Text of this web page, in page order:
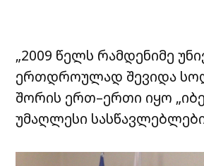
„2009 წელს რამდენიმე
ერთდროულად შევიდა
შორის ერთ–ერთი იყო
უმაღლესი